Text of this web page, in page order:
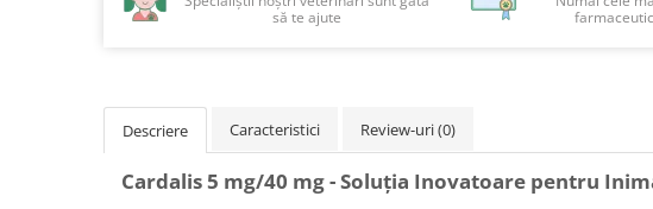
să te ajute
Descriere Caracteristici Review-uri(0)
Cardalis 5 mg/40 mg - Soluția Inovatoare pentru